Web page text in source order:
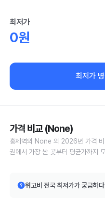
최저가
0원
최저가
가격 비교 (None)
홍제역의 None 의 2026년 가격 비
권에서 가장 싼 곳부터 평균가까지
위고비 전국 최저가가 궁금하